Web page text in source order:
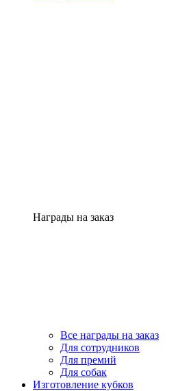
Награды на заказ
Все награды на заказ
Для сотрудников
Для премий
Для собак
Изготовление кубков